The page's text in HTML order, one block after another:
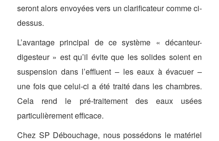
seront alors envoyées vers un clarificateur comme ci-
dessus.
L’avantage principal de ce système « décanteur-
digesteur » est qu’il évite que les solides soient en
suspension dans l’effluent – les eaux à évacuer –
une fois que celui-ci a été traité dans les chambres.
Cela rend le pré-traitement des eaux usées
particulièrement efficace.
Chez SP Débouchage, nous possédons le matériel